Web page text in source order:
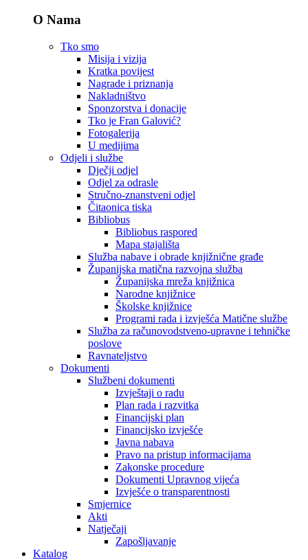
O Nama
Tko smo
Misija i vizija
Kratka povijest
Nagrade i priznanja
Nakladništvo
Sponzorstva i donacije
Tko je Fran Galović?
Fotogalerija
U medijima
Odjeli i službe
Dječji odjel
Odjel za odrasle
Stručno-znanstveni odjel
Čitaonica tiska
Bibliobus
Bibliobus raspored
Mapa stajališta
Služba nabave i obrade knjižnične građe
Županijska matična razvojna služba
Županijska mreža knjižnica
Narodne knjižnice
Školske knjižnice
Programi rada i izvješća Matične službe
Služba za računovodstveno-upravne i tehničke
poslove
Ravnateljstvo
Dokumenti
Službeni dokumenti
Izvještaji o radu
Plan rada i razvitka
Financijski plan
Financijsko izvješće
Javna nabava
Pravo na pristup informacijama
Zakonske procedure
Dokumenti Upravnog vijeća
Izvješće o transparentnosti
Smjernice
Akti
Natječaji
Zapošljavanje
Katalog